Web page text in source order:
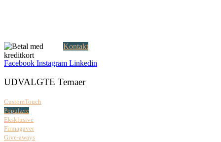
Kontakt
Facebook Instagram Linkedin
UDVALGTE Temaer
CustomTouch
Populære
Eksklusive
Firmagaver
Give-aways